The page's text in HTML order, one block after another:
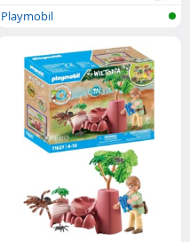
Playmobil